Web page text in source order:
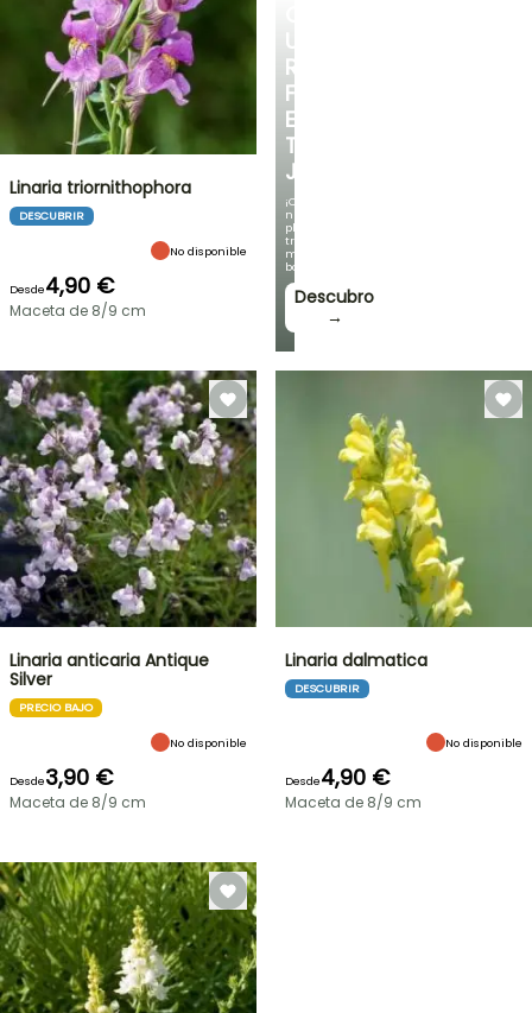
UN
RINCÓN
FRESCO
EN
TU
JARDÍN
¡Con
nuestras
plantas
trepadoras
más
bonitas!
Descubro
→
Linaria triornithophora
DESCUBRIR
No disponible
Desde4,90 €
Maceta de 8/9 cm
Linaria anticaria Antique
Silver
PRECIO BAJO
No disponible
Desde3,90 €
Maceta de 8/9 cm
Linaria dalmatica
DESCUBRIR
No disponible
Desde4,90 €
Maceta de 8/9 cm